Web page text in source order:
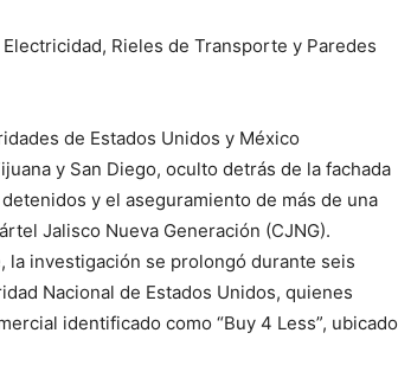
Rieles de Transporte y Paredes
de Estados Unidos y México
y San Diego, oculto detrás de la fachada
y el aseguramiento de más de una
Jalisco Nueva Generación (CJNG).
la investigación se prolongó durante seis
Nacional de Estados Unidos, quienes
identificado como “Buy 4 Less”, ubicado